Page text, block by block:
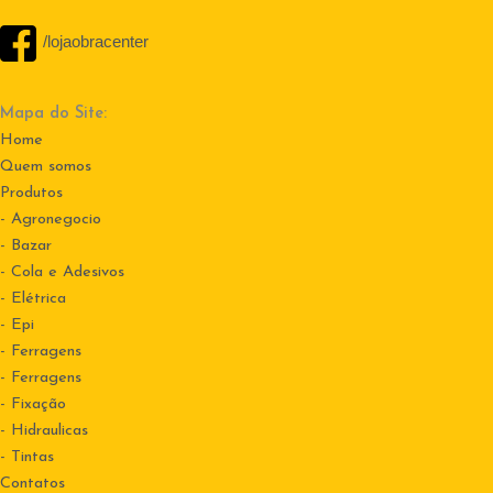
/lojaobracenter
Mapa do Site:
Home
Quem somos
Produtos
- Agronegocio
- Bazar
- Cola e Adesivos
- Elétrica
- Epi
- Ferragens
- Ferragens
- Fixação
- Hidraulicas
- Tintas
Contatos